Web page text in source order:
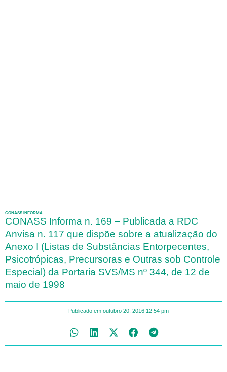
CONASS INFORMA
CONASS Informa n. 169 – Publicada a RDC
Anvisa n. 117 que dispõe sobre a atualização do
Anexo I (Listas de Substâncias Entorpecentes,
Psicotrópicas, Precursoras e Outras sob Controle
Especial) da Portaria SVS/MS nº 344, de 12 de
maio de 1998
Publicado em outubro 20, 2016 12:54 pm